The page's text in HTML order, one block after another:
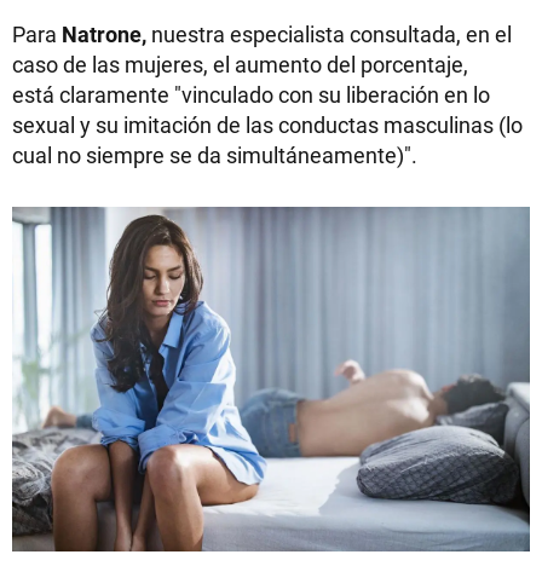
Para Natrone, nuestra especialista consultada, en el
caso de las mujeres, el aumento del porcentaje,
está claramente "vinculado con su liberación en lo
sexual y su imitación de las conductas masculinas (lo
cual no siempre se da simultáneamente)".